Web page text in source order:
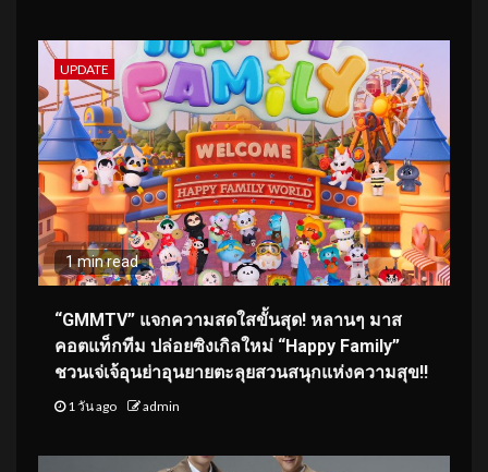
UPDATE
1 min read
“GMMTV” แจกความสดใสขั้นสุด! หลานๆ มาส
คอตแท็กทีม ปล่อยซิงเกิลใหม่ “Happy Family”
ชวนเจ่เจ้อุนย่าอุนยายตะลุยสวนสนุกแห่งความสุข!!
1 วัน ago admin